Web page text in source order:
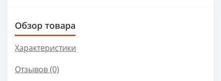
Обзор товара
Характеристики
Отзывов (0)